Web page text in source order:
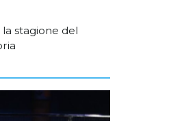
stagione del